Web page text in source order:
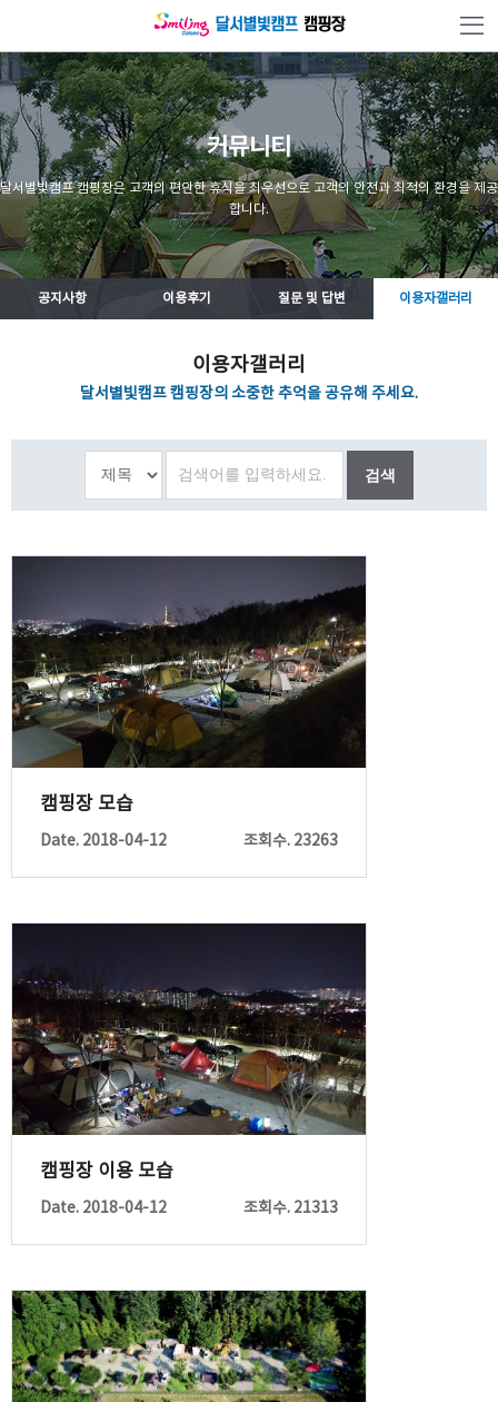
커뮤니티
달서별빛캠프 캠핑장은 고객의 편안한 휴식을 최우선으로 고객의 안전과 최적의 환경을 제공
합니다.
공지사항 이용후기 질문 및 답변 이용자갤러리
이용자갤러리
달서별빛캠프 캠핑장의 소중한 추억을 공유해 주세요.
검색
캠핑장 모습
Date. 2018-04-12 조회수. 23263
캠핑장 이용 모습
Date. 2018-04-12 조회수. 21313